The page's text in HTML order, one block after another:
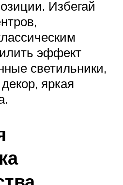
Избегай
эффект
светильники,
яркая